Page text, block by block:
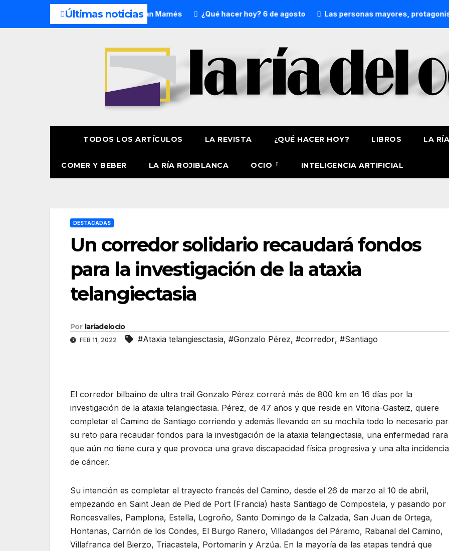
Últimas noticias
celebra la festividad de San Mamés ¿Qué hacer hoy? 6 de agosto Las personas mayores, protagonistas
TODOS LOS ARTÍCULOS LA REVISTA ¿QUÉ HACER HOY? LIBROS LA
COMER Y BEBER LA RÍA ROJIBLANCA OCIO INTELIGENCIA ARTIFICIAL
DESTACADAS
Un corredor solidario recaudará fondos
para la investigación de la ataxia
telangiectasia
Por laríadelocio
FEB 11, 2022 #Ataxia telangiesctasia, #Gonzalo Pérez, #corredor, #Santiago
El corredor bilbaíno de ultra trail Gonzalo Pérez correrá más de 800 km en 16 días por la
investigación de la ataxia telangiectasia. Pérez, de 47 años y que reside en Vitoria-Gasteiz, quiere
completar el Camino de Santiago corriendo y además llevando en su mochila todo lo necesario
su reto para recaudar fondos para la investigación de la ataxia telangiectasia, una enfermedad rara
que aún no tiene cura y que provoca una grave discapacidad física progresiva y una alta incidencia
de cáncer.
Su intención es completar el trayecto francés del Camino, desde el 26 de marzo al 10 de abril,
empezando en Saint Jean de Pied de Port (Francia) hasta Santiago de Compostela, y pasando por
Roncesvalles, Pamplona, Estella, Logroño, Santo Domingo de la Calzada, San Juan de Ortega,
Hontanas, Carrión de los Condes, El Burgo Ranero, Villadangos del Páramo, Rabanal del Camino,
Villafranca del Bierzo, Triacastela, Portomarín y Arzúa. En la mayoría de las etapas tendrá que